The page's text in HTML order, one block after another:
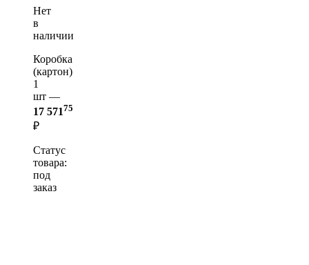
Нет
в
наличии
Коробка
(картон)
1
шт —
17 57175
₽
Статус
товара:
под
заказ